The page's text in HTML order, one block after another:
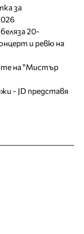
за
20-
и ревю на
на "Мистър
- JD представя